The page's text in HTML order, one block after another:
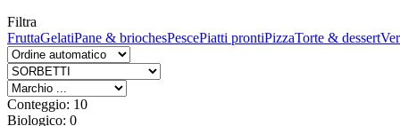
Filtra
FruttaGelatiPane & briochesPescePiatti prontiPizzaTorte & dessert
Conteggio: 10
Biologico: 0